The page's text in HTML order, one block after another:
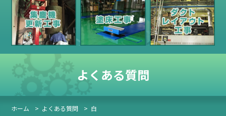
よくある質問
ホーム > よくある質問 > 白